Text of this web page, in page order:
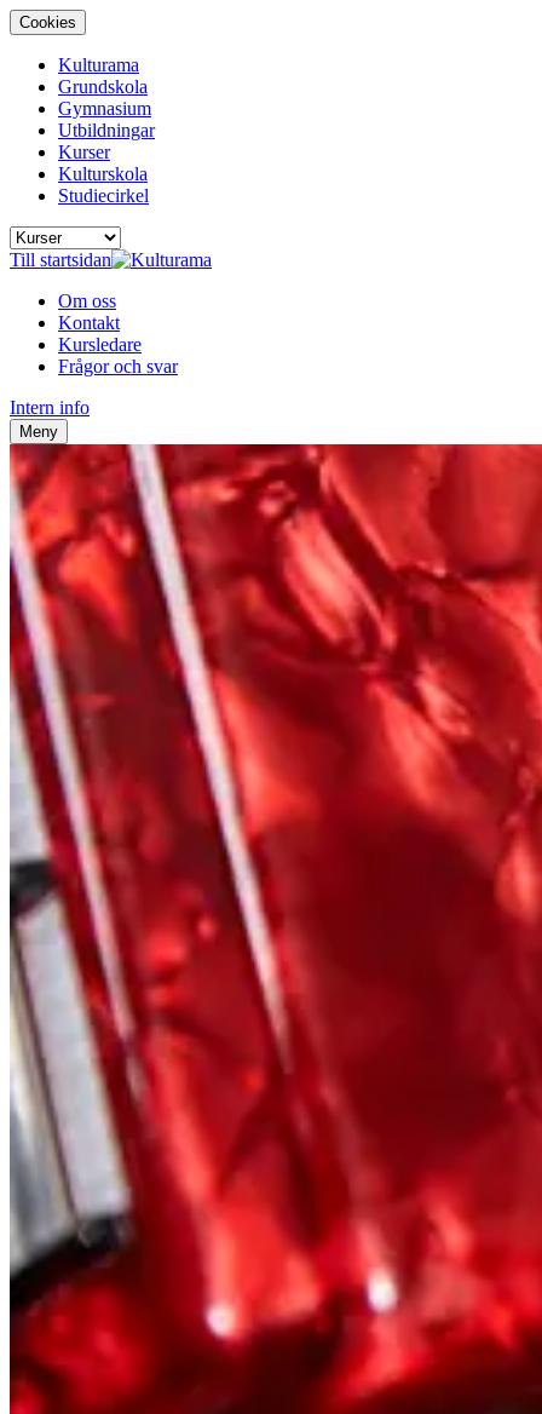
Cookies
Kulturama
Grundskola
Gymnasium
Utbildningar
Kurser
Kulturskola
Studiecirkel
Till startsidan
Om oss
Kontakt
Kursledare
Frågor och svar
Intern info
Meny